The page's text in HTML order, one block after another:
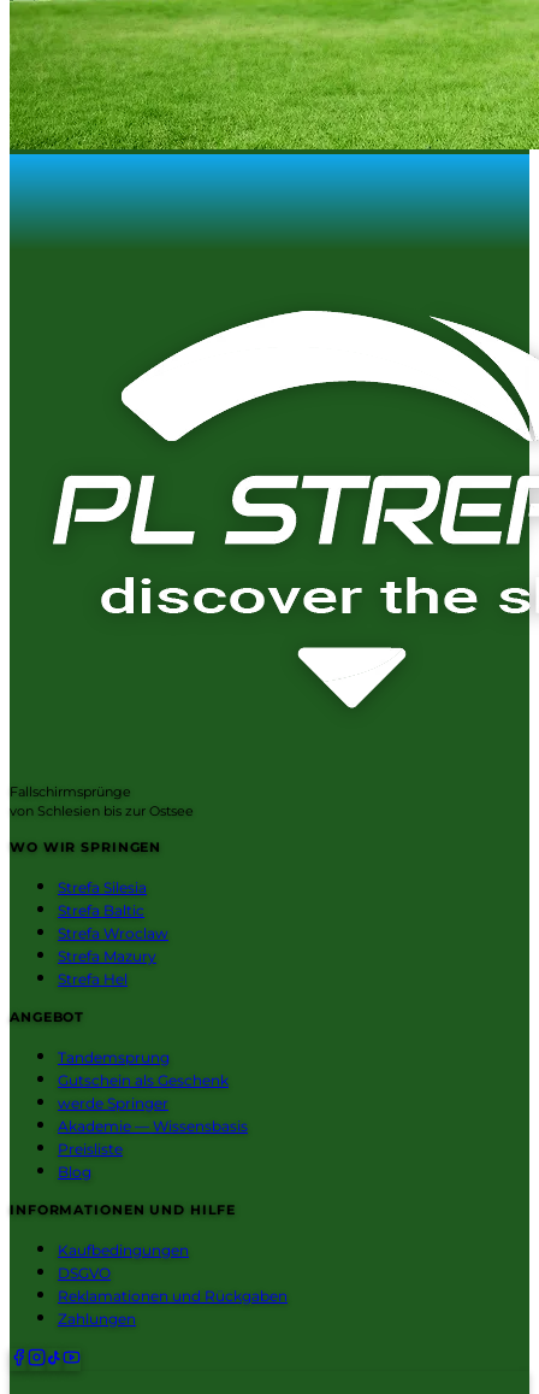
Fallschirmsprünge
von Schlesien bis zur Ostsee
WO WIR SPRINGEN
Strefa Silesia
Strefa Baltic
Strefa Wroclaw
Strefa Mazury
Strefa Hel
ANGEBOT
Tandemsprung
Gutschein als Geschenk
werde Springer
Akademie — Wissensbasis
Preisliste
Blog
INFORMATIONEN UND HILFE
Kaufbedingungen
DSGVO
Reklamationen und Rückgaben
Zahlungen